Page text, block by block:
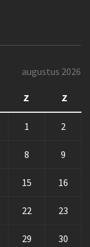
augustus 2026
Z Z
1 2
8 9
15 16
22 23
29 30